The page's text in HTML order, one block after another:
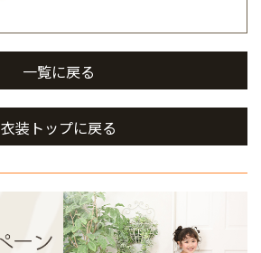
一覧に戻る
衣装トップに戻る